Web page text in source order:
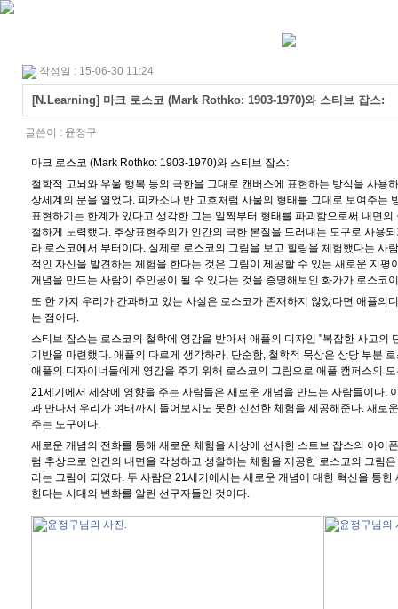
작성일 : 15-06-30 11:24
[N.Learning] 마크 로스코 (Mark Rothko: 1903-1970)와 스티브 잡스:
글쓴이 : 윤정구
마크 로스코 (Mark Rothko: 1903-1970)와 스티브 잡스:
철학적 고뇌와 우울 행복 등의 극한을 그대로 캔버스에 표현하는 방식을 사용
상세계의 문을 열었다. 피카소나 반 고흐처럼 사물의 형태를 그대로 보여주는
표현하기는 한계가 있다고 생각한 그는 일찍부터 형태를 파괴함으로써 내면
철하게 노력했다. 추상표현주의가 인간의 극한 본질을 드러내는 도구로 사용
라 로스코에서 부터이다. 실제로 로스코의 그림을 보고 힐링을 체험했다는 사
적인 자신을 발견하는 체험을 한다는 것은 그림이 제공할 수 있는 새로운 지평
개념을 만드는 사람이 주인공이 될 수 있다는 것을 증명해보인 화가가 로스코
또 한 가지 우리가 간과하고 있는 사실은 로스코가 존재하지 않았다면 애플의
는 점이다.
스티브 잡스는 로스코의 철학에 영감을 받아서 애플의 디자인 "복잡한 사고의
기반을 마련했다. 애플의 다르게 생각하라, 단순함, 철학적 묵상은 상당 부분
애플의 디자이너들에게 영감을 주기 위해 로스코의 그림으로 애플 캠퍼스의
21세기에서 세상에 영향을 주는 사람들은 새로운 개념을 만드는 사람들이다.
과 만나서 우리가 여태까지 들어보지도 못한 신선한 체험을 제공해준다. 새로
주는 도구이다.
새로운 개념의 전화를 통해 새로운 체험을 세상에 선사한 스트브 잡스의 아이
럼 추상으로 인간의 내면을 각성하고 성찰하는 체험을 제공한 로스코의 그림
리는 그림이 되었다. 두 사람은 21세기에서는 새로운 개념에 대한 혁신을 통
한다는 시대의 변화를 알린 선구자들인 것이다.